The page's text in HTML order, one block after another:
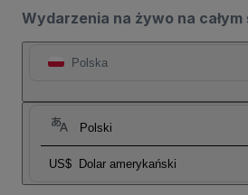
Wydarzenia na żywo na
Polska
Polski
US$ Dolar amerykański